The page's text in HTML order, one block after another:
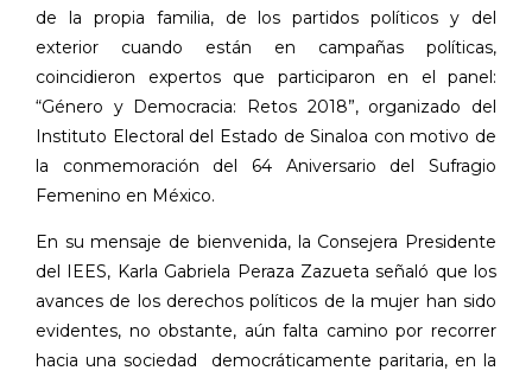
de la propia familia, de los partidos políticos y del
exterior cuando están en campañas políticas,
coincidieron expertos que participaron en el panel:
“Género y Democracia: Retos 2018”, organizado del
Instituto Electoral del Estado de Sinaloa con motivo de
la conmemoración del 64 Aniversario del Sufragio
Femenino en México.
En su mensaje de bienvenida, la Consejera Presidente
del IEES, Karla Gabriela Peraza Zazueta señaló que los
avances de los derechos políticos de la mujer han sido
evidentes, no obstante, aún falta camino por recorrer
hacia una sociedad democráticamente paritaria, en la